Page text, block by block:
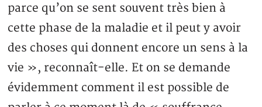
parce qu’on se sent souvent très bien à
cette phase de la maladie et il peut y avoir
des choses qui donnent encore un sens à la
vie », reconnaît-elle. Et on se demande
évidemment comment il est possible de